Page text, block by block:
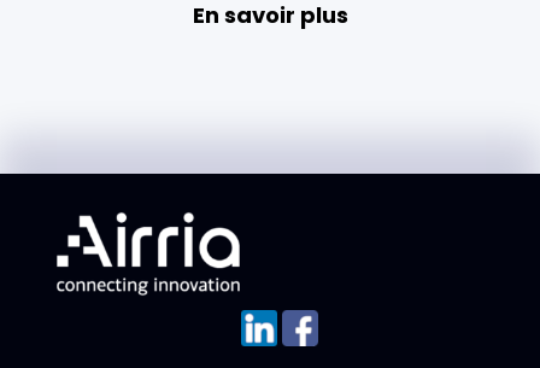
En savoir plus